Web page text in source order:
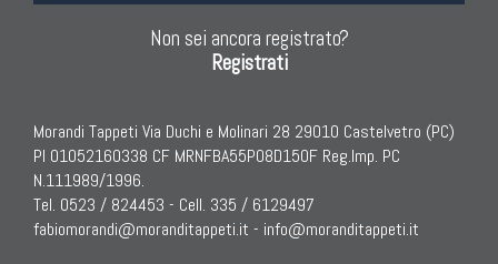
Non sei ancora registrato?
Registrati
Morandi Tappeti Via Duchi e Molinari 28 29010 Castelvetro (PC)
PI 01052160338 CF MRNFBA55P08D150F Reg.Imp. PC
N.111989/1996.
Tel. 0523 / 824453 - Cell. 335 / 6129497
fabiomorandi@moranditappeti.it - info@moranditappeti.it